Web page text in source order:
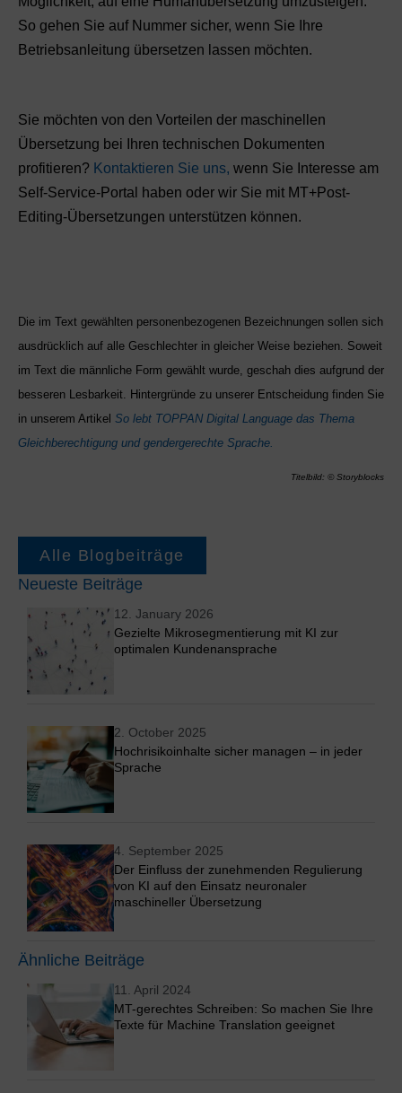
So gehen Sie auf Nummer sicher, wenn Sie Ihre
Betriebsanleitung übersetzen lassen möchten.
Sie möchten von den Vorteilen der maschinellen
Übersetzung bei Ihren technischen Dokumenten
profitieren? Kontaktieren Sie uns, wenn Sie Interesse am
Self-Service-Portal haben oder wir Sie mit MT+Post-
Editing-Übersetzungen unterstützen können.
Die im Text gewählten personenbezogenen Bezeichnungen sollen sich
ausdrücklich auf alle Geschlechter in gleicher Weise beziehen. Soweit
im Text die männliche Form gewählt wurde, geschah dies aufgrund der
besseren Lesbarkeit. Hintergründe zu unserer Entscheidung finden Sie
in unserem Artikel So lebt TOPPAN Digital Language das Thema
Gleichberechtigung und gendergerechte Sprache.
Titelbild: © Storyblocks
Alle Blogbeiträge
Neueste Beiträge
12. January 2026
Gezielte Mikrosegmentierung mit KI zur
optimalen Kundenansprache
2. October 2025
Hochrisikoinhalte sicher managen – in jeder
Sprache
4. September 2025
Der Einfluss der zunehmenden Regulierung
von KI auf den Einsatz neuronaler
maschineller Übersetzung
Ähnliche Beiträge
11. April 2024
MT-gerechtes Schreiben: So machen Sie Ihre
Texte für Machine Translation geeignet